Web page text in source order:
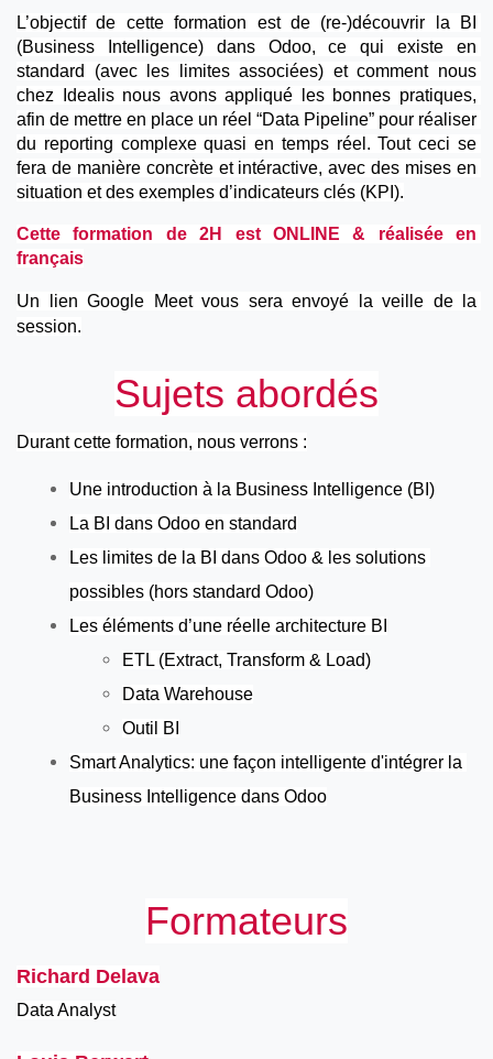
L’objectif de cette formation est de (re-)découvrir la BI
(Business Intelligence) dans Odoo, ce qui existe en
standard (avec les limites associées) et comment nous
chez Idealis nous avons appliqué les bonnes pratiques,
afin de mettre en place un réel “Data Pipeline” pour réaliser
du reporting complexe quasi en temps réel. Tout ceci se
fera de manière concrète et intéractive, avec des mises en
situation et des exemples d’indicateurs clés (KPI).
Cette formation de 2H est ONLINE & réalisée en
français
Un lien Google Meet vous sera envoyé la veille de la
session.
Sujets abordés
Durant cette formation, nous verrons :
Une introduction à la Business Intelligence (BI)
La BI dans Odoo en standard
Les limites de la BI dans Odoo & les solutions
possibles (hors standard Odoo)
Les éléments d’une réelle architecture BI
ETL (Extract, Transform & Load)
Data Warehouse
Outil BI
Smart Analytics: une façon intelligente d'intégrer la
Business Intelligence dans Odoo
Formateurs
Richard Delava
Data Analyst